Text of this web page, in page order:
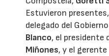
Estuvieron
delegado del
Blanco, el presidente
Miñones, y el